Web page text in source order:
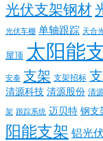
光伏支架钢材
光伏车棚 单轴跟踪 天合
屋顶 太阳能
安泰 支架 支架招标
清源科技 清源股份 清
架 跟踪系统 迈贝特 钢支
阳能支架 铝光